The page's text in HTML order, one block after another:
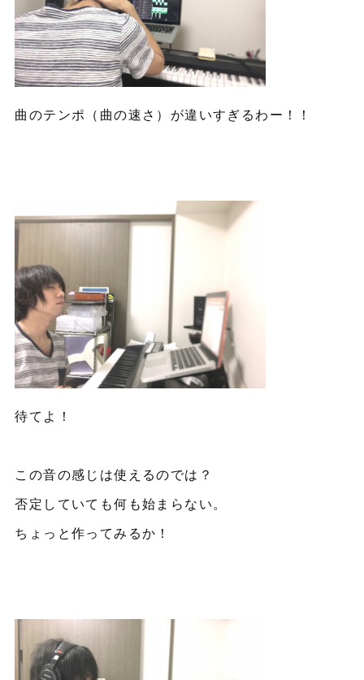
曲のテンポ（曲の速さ）が違いすぎるわー！！
待てよ！
この音の感じは使えるのでは？
否定していても何も始まらない。
ちょっと作ってみるか！